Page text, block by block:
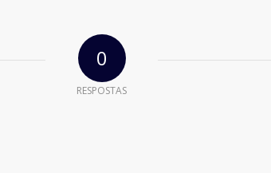
0
RESPOSTAS